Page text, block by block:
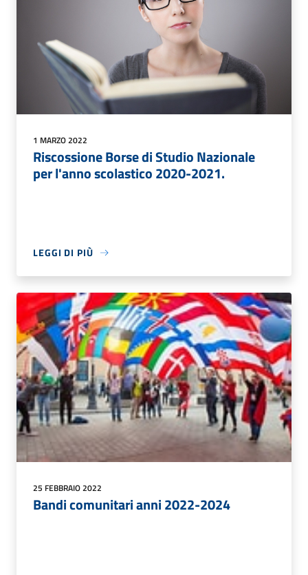
1 MARZO 2022
Riscossione Borse di Studio Nazionale
per l'anno scolastico 2020-2021.
LEGGI DI PIÙ
25 FEBBRAIO 2022
Bandi comunitari anni 2022-2024